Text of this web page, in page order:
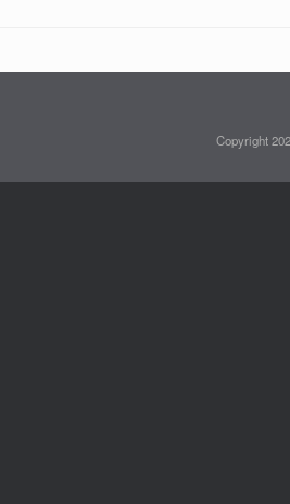
Copyright